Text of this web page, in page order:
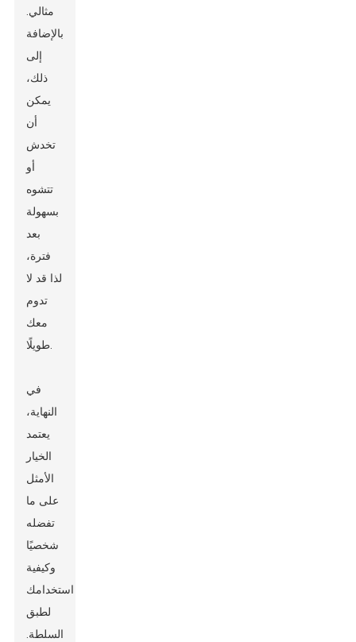
مثالي.
بالإضافة
إلى
ذلك،
يمكن
أن
تخدش
أو
تتشوه
بسهولة
بعد
فترة،
لذا قد لا
تدوم
معك
طويلًا.
في
النهاية،
يعتمد
الخيار
الأمثل
على ما
تفضله
شخصيًا
وكيفية
استخدامك
لطبق
السلطة.